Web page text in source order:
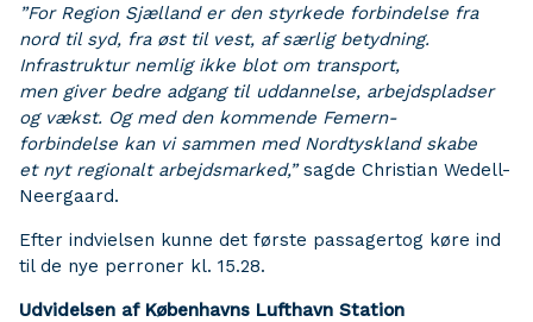
”For Region Sjælland er den styrkede forbindelse fra
nord til syd, fra øst til vest, af særlig betydning.
Infrastruktur nemlig ikke blot om transport,
men giver bedre adgang til uddannelse, arbejdspladser
og vækst. Og med den kommende Femern-
forbindelse kan vi sammen med Nordtyskland skabe
et nyt regionalt arbejdsmarked,”sagde Christian Wedell-
Neergaard.
Efter indvielsen kunne det første passagertog køre ind
til de nye perroner kl. 15.28.
Udvidelsen af Københavns Lufthavn Station